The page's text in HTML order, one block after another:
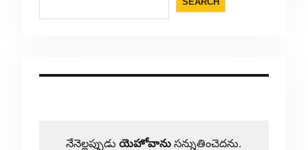
నేనెల్లప్పుడుయెహోవాను సన్నుతించెదను.